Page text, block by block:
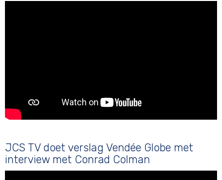
JCS TV doet verslag Vendée Globe met
interview met Conrad Colman